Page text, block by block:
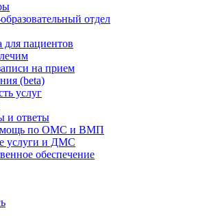
отдел
для пациентов
на прием
(beta)
услуг
и ответы
по ОМС и ВМП
услуги и ДМС
обеспечение